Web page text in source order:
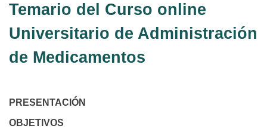
Temario del Curso online
Universitario de Administración
de Medicamentos
PRESENTACIÓN
OBJETIVOS